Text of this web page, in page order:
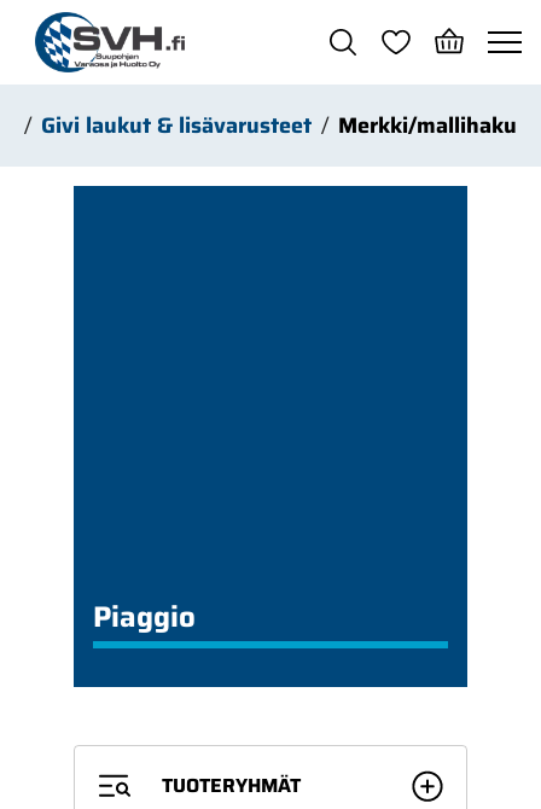
Siirry pääsisältöön
Givi laukut & lisävarusteet Merkki/mallihaku
Piaggio
TUOTERYHMÄT